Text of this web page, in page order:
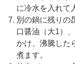
に冷水を入れて
別の鍋に残りの
口醤油（大1）
かけ、沸騰した
煮ます。